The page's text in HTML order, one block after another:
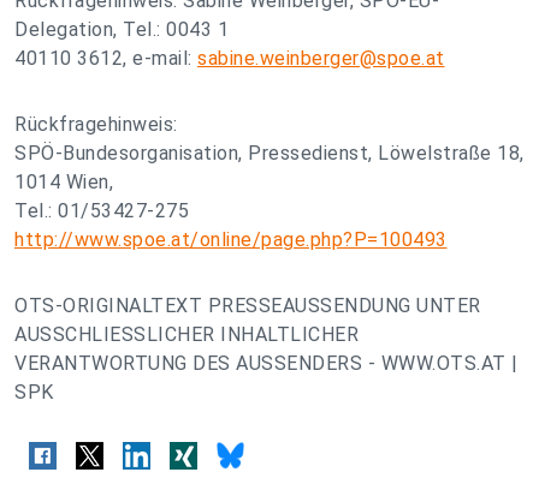
Delegation, Tel.: 0043 1
40110 3612, e-mail: sabine.weinberger@spoe.at
Rückfragehinweis:
SPÖ-Bundesorganisation, Pressedienst, Löwelstraße 18,
1014 Wien,
Tel.: 01/53427-275
http://www.spoe.at/online/page.php?P=100493
OTS-ORIGINALTEXT PRESSEAUSSENDUNG UNTER
AUSSCHLIESSLICHER INHALTLICHER
VERANTWORTUNG DES AUSSENDERS - WWW.OTS.AT |
SPK